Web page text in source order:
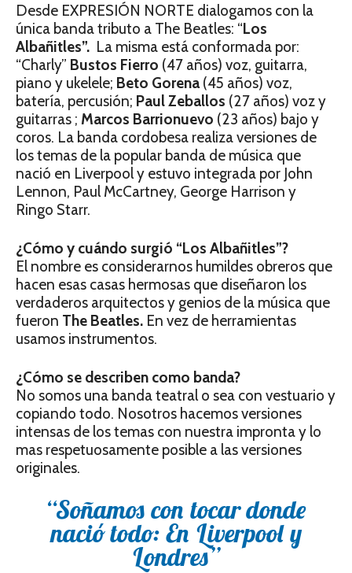
Desde EXPRESIÓN NORTE dialogamos con la
única banda tributo a The Beatles: “Los
Albañitles”. La misma está conformada por:
“Charly” Bustos Fierro (47 años) voz, guitarra,
piano y ukelele; Beto Gorena (45 años) voz,
batería, percusión; Paul Zeballos (27 años) voz y
guitarras ; Marcos Barrionuevo (23 años) bajo y
coros. La banda cordobesa realiza versiones de
los temas de la popular banda de música que
nació en Liverpool y estuvo integrada por John
Lennon, Paul McCartney, George Harrison y
Ringo Starr.
¿Cómo y cuándo surgió “Los Albañitles”?
El nombre es considerarnos humildes obreros que
hacen esas casas hermosas que diseñaron los
verdaderos arquitectos y genios de la música que
fueron The Beatles. En vez de herramientas
usamos instrumentos.
¿Cómo se describen como banda?
No somos una banda teatral o sea con vestuario y
copiando todo. Nosotros hacemos versiones
intensas de los temas con nuestra impronta y lo
mas respetuosamente posible a las versiones
originales.
“Soñamos con tocar donde
nació todo: En Liverpool y
Londres”